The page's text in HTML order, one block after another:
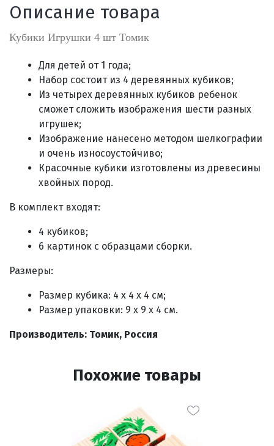
службами Пэк, Кит, Луч, Сдэк, Озон
доставка, Почта РФ или любой другой
транспортной компанией на Ваш выбор
городов)
Онлайн через СБП
Описание товара
Кубики Игрушки 4 шт Томик
Для детей от 1 года;
Набор состоит из 4 деревянных кубиков;
Из четырех деревянных кубиков ребенок
сможет сложить изображения шести разных
игрушек;
Изображение нанесено методом шелкографии
и очень износоустойчиво;
Красочные кубики изготовлены из древесины
хвойных пород.
В комплект входят:
4 кубиков;
6 картинок с образцами сборки.
Размеры:
Размер кубика: 4 х 4 х 4 см;
Размер упаковки: 9 х 9 х 4 см.
Производитель: Томик, Россия
Похожие товары